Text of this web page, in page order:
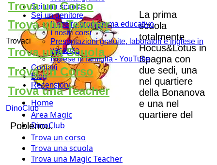
Sei una scuola
Sei un genitore
Il nostro programma educativo
I nostri corsi
Presentazioni gratuite, laboratori e inglese in
vacanza
Inglese in famiglia - YouTube
Contatti
Blog
Recensioni
Home
Area Magic
DinoClub
Trova un corso
Trova una scuola
Trova una Magic Teacher
Trova un Corso
Trova una Teacher
Trovaci
Trova una Scuola
Trova un Corso
Trova una Teacher
DinoClub
La prima
scuola
totalmente
Hocus&Lotus in
Spagna con
due sedi, una
nel quartiere
della Bonanova
e una nel
quartiere del
Poblenou.